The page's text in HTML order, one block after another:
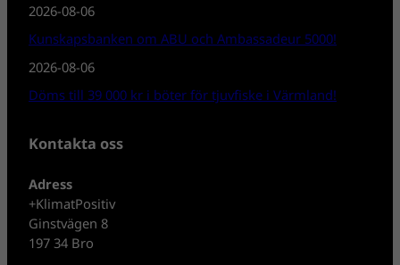
2026-08-06
Kunskapsbanken om ABU och Ambassadeur 5000!
2026-08-06
Döms till 39 000 kr i böter för tjuvfiske i Värmland!
Kontakta oss
Adress
+KlimatPositiv
Ginstvägen 8
197 34 Bro